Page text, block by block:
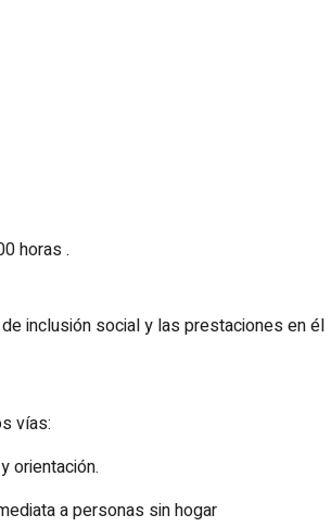
horas .
inclusión social y las prestaciones en él
vías:
y orientación.
a personas sin hogar